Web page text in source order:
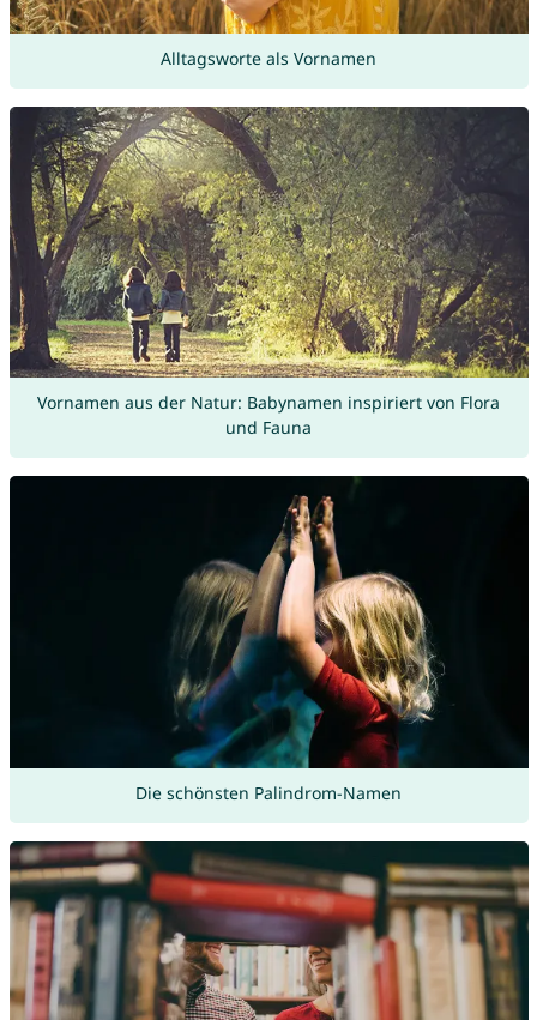
Alltagsworte als Vornamen
Vornamen aus der Natur: Babynamen inspiriert von Flora
und Fauna
Die schönsten Palindrom-Namen